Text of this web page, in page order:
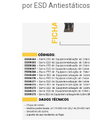
porESD Antiestáticos